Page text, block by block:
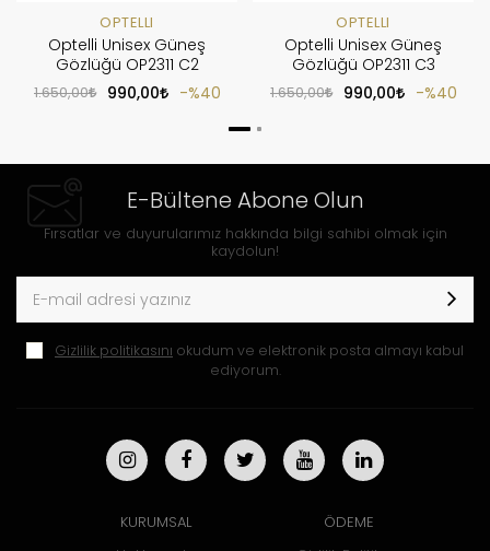
OPTELLI
Optelli Unisex Güneş
Gözlüğü OP2311 C2
1.650,00 990,00 %40
OPTELLI
Optelli Unisex Güneş
Gözlüğü OP2311 C3
1.650,00 990,00 %40
E-Bültene Abone Olun
Fırsatlar ve duyurularımız hakkında bilgi sahibi olmak için
kaydolun!
Gizlilik politikasını okudum ve elektronik posta almayı kabul
ediyorum.
KURUMSAL ÖDEME